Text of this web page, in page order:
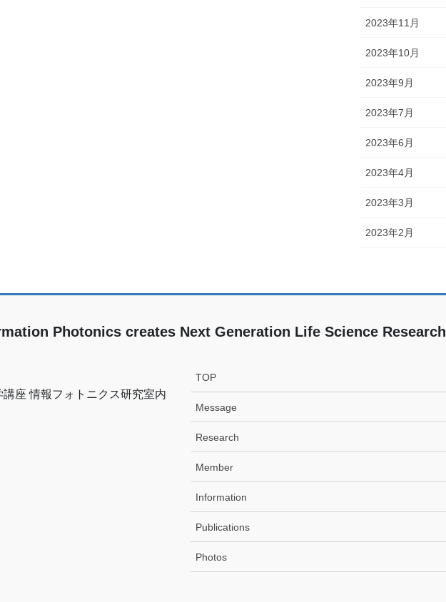
2023年11月
2023年10月
2023年9月
2023年7月
2023年6月
2023年4月
2023年3月
2023年2月
Photonics creates Next Generation Life Science Research
座 情報フォトニクス研究室内
TOP
Message
Research
Member
Information
Publications
Photos